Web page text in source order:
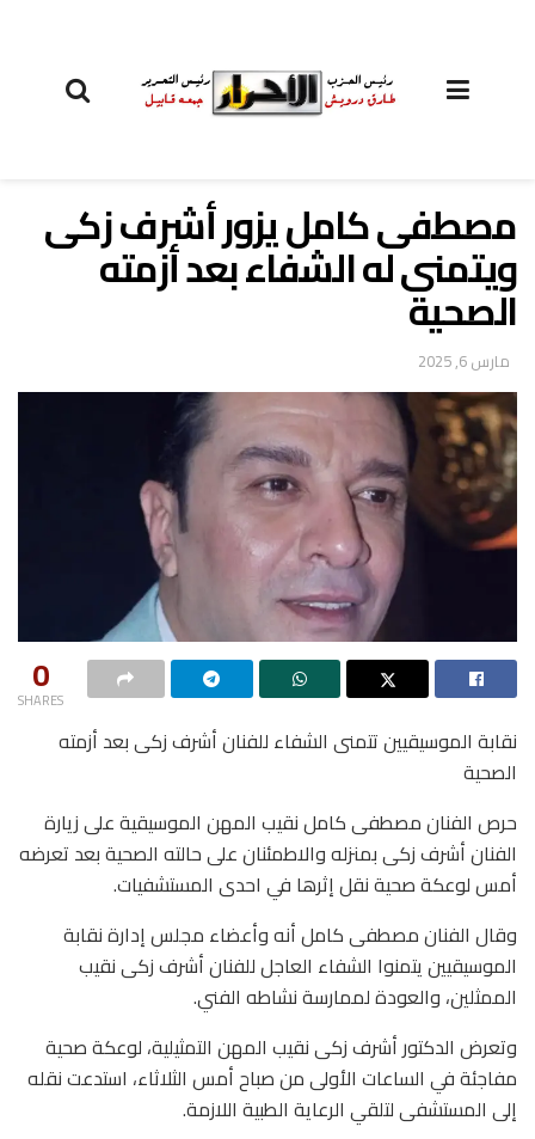
مصطفى كامل يزور أشرف زكى
ويتمنى له الشفاء بعد أزمته
الصحية
مارس 6, 2025
0
SHARES
نقابة الموسيقيين تتمنى الشفاء للفنان أشرف زكى بعد أزمته
الصحية
حرص الفنان مصطفى كامل نقيب المهن الموسيقية على زيارة
الفنان أشرف زكى بمنزله والاطمئنان على حالته الصحية بعد تعرضه
أمس لوعكة صحية نقل إثرها في احدى المستشفيات.
وقال الفنان مصطفى كامل أنه وأعضاء مجلس إدارة نقابة
الموسيقيين يتمنوا الشفاء العاجل للفنان أشرف زكى نقيب
الممثلين، والعودة لممارسة نشاطه الفني.
وتعرض الدكتور أشرف زكى نقيب المهن التمثيلية، لوعكة صحية
مفاجئة في الساعات الأولى من صباح أمس الثلاثاء، استدعت نقله
إلى المستشفى لتلقي الرعاية الطبية اللازمة.